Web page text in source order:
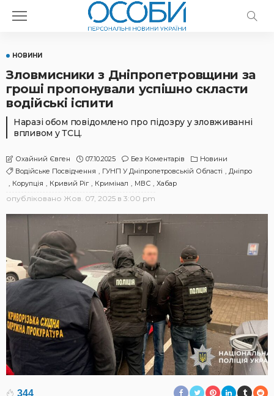
НОВИНИ
Зловмисники з Дніпропетровщини за
гроші пропонували успішно скласти
водійські іспити
Наразі обом повідомлено про підозру у зловживанні
впливом у ТСЦ.
Охайний Євген 07.10.2025 Без Коментарів
Новини
Водійське Посвідчення
ГУНП У Дніпропетровській Області
Дніпро
Корупція
Кривий Ріг Кримінал МВС Хабар
опубліковано Жов. 07, 2025 в 3:00 pm
344